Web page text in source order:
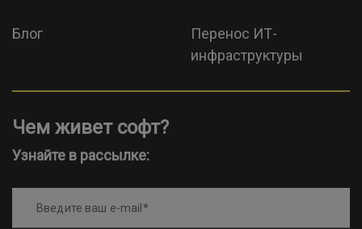
Блог
Перенос ИТ-
инфраструктуры
Чем живет софт?
Узнайте в рассылке:
Введите ваш e-mail